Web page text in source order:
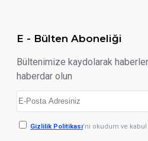
E - Bülten Aboneliği
Bültenimize kaydolarak
haberdar olun
Gizlilik Politikası'ni okudum ve